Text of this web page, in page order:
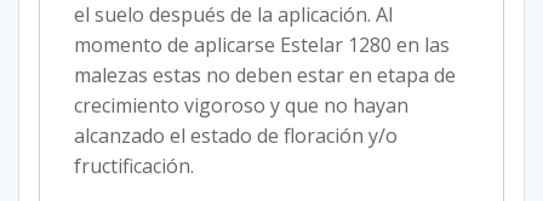
el suelo después de la aplicación. Al
momento de aplicarse Estelar 1280 en las
malezas estas no deben estar en etapa de
crecimiento vigoroso y que no hayan
alcanzado el estado de floración y/o
fructificación.